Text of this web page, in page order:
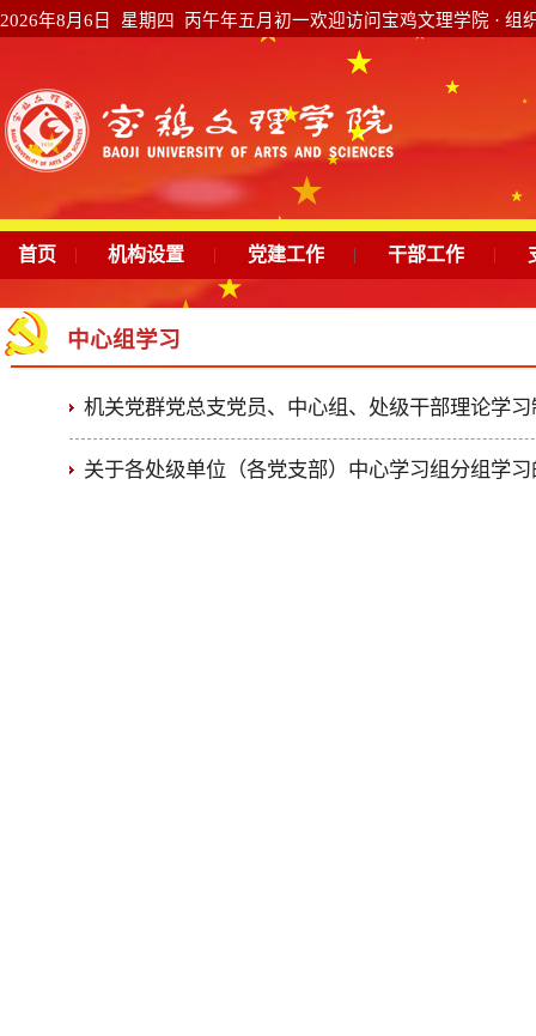
2026年8月6日 星期四 丙午年五月初一欢迎访问宝鸡文理学院 · 组
首页 | 机构设置 | 党建工作 | 干部工作 |
中心组学习
机关党群党总支党员、中心组、处级干部理论学
关于各处级单位（各党支部）中心学习组分组学